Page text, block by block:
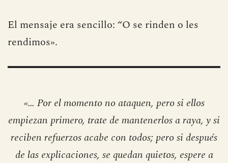
El mensaje era sencillo: “O se rinden o les
rendimos».
«… Por el momento no ataquen, pero si ellos
empiezan primero, trate de mantenerlos a raya, y si
reciben refuerzos acabe con todos; pero si después
de las explicaciones, se quedan quietos, espere a